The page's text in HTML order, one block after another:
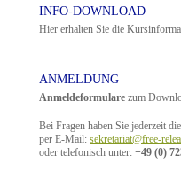
INFO-DOWNLOAD
Hier erhalten Sie die
ANMELDUNG
Anmeldeformulare zum
Bei Fragen haben Sie jederzeit
per E-Mail: sekretariat@free-
oder telefonisch unter: +49 (0)